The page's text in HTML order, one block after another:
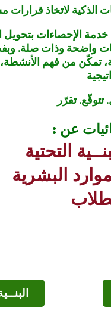
الذكية لاتخاذ قرارات
الإحصاءات بتحويل
واضحة وذات صلة.
تمكّن من فهم
تتوقّع. تقرّر
عن :
التحتية
البشرية